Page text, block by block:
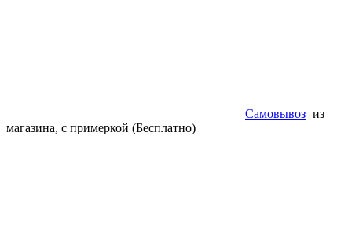
Самовывоз из
магазина, с примеркой (Бесплатно)